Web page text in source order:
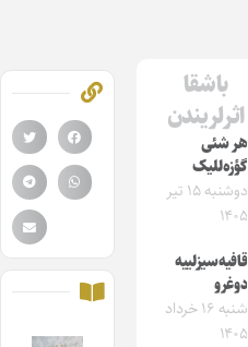
باشقا
اثرلریندن
هر شئی
گؤزه‌للیک
دوشنبه ۱۵ تیر
۱۴۰۵
قافیه‌سیزلییه
دوغرو
شنبه ۱۶ خرداد
۱۴۰۵